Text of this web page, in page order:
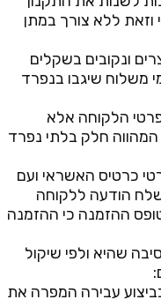
ללא צורך במתן
ונקובים בשקלים
משלוח שיגבו בנפרד
הלקוחה אלא
חלק בלתי נפרד
כרטיס האשראי ועם
הודעה ללקוחה
ההזמנה כי ההזמנה
שהיא ולפי שיקול
עבירה המפרה את